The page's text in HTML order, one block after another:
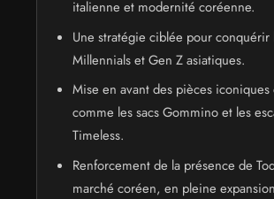
italienne et modernité coréenne.
Une stratégie ciblée pour conquérir
Millennials et Gen Z asiatiques.
Mise en avant des pièces iconiques
comme les sacs Gommino et les
Timeless.
Renforcement de la présence de
marché coréen, en pleine